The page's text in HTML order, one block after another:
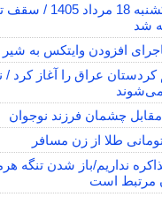
پایان بورس امروز
شد
افزودن وایتکس به شیر
کردستان عراق را آغاز کرد
می‌شوند
چشمان فرزند نوجوان
طلا از زن مسافر
نداریم/باز شدن تنگه
مرتبط است